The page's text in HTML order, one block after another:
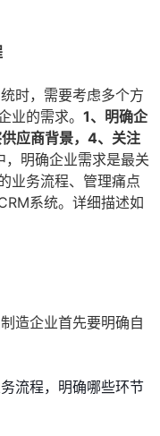
时，需要考虑多个方
业的需求。 1、明确企
应商背景，4、关注
，明确企业需求是最关
业务流程、管理痛点
系统。详细描述如
造企业首先要明确自
流程，明确哪些环节